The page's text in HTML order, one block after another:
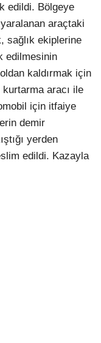
edildi. Bölgeye
araçtaki
sağlık ekiplerine
edilmesinin
kaldırmak için
kurtarma aracı ile
için itfaiye
demir
yerden
edildi. Kazayla